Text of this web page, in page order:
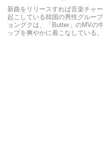
新曲をリリースすれば音楽チャ
起こしている韓国の男性グルー
ョングクは、「Butter」のMVの
ップを爽やかに着こなしている。